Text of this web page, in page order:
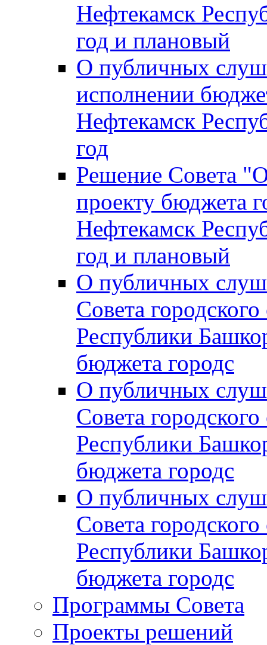
Нефтекамск
год и плановый
О публичных
исполнении
Нефтекамск
год
Решение Совета
проекту бюджета
Нефтекамск
год и плановый
О публичных
Совета
Республики
бюджета городс
О публичных
Совета
Республики
бюджета городс
О публичных
Совета
Республики
бюджета городс
Программы Совета
Проекты решений